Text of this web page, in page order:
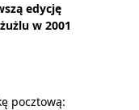
edycję
w 2001
pocztową: